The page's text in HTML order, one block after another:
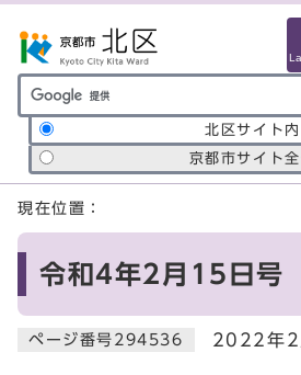
サイト内検索の範囲
北区サイト内
京都市サイト
ここから本文です
現在位置：
令和4年2月15日号
ページ番号294536 2022年2